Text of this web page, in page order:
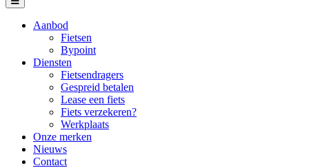
Aanbod
Fietsen
Bypoint
Diensten
Fietsendragers
Gespreid betalen
Lease een fiets
Fiets verzekeren?
Werkplaats
Onze merken
Nieuws
Contact